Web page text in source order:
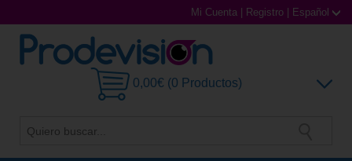
Mi Cuenta Registro Español
0,00€ (0 Productos)